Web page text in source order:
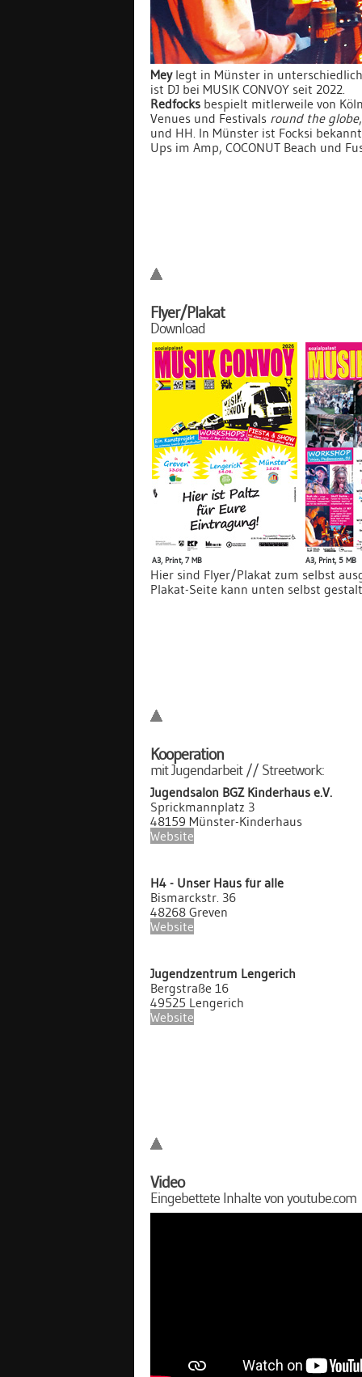
Meylegt in Münster in
ist DJ bei MUSIK CONVOY seit 2022.
Redfocks bespielt mitlerweile von
Venues und Festivals round the globe
und HH. In Münster ist Focksi
Ups im Amp, COCONUT Beach und
Flyer/Plakat
Download
A3, Print, 7 MB A3, Print, 5 MB
Hier sind Flyer/Plakat zum selbst
Plakat-Seite kann unten selbst
Kooperation
mit Jugendarbeit // Streetwork:
Jugendsalon BGZ Kinderhaus e.V.
Sprickmannplatz 3
48159 Münster-Kinderhaus
Website
H4 - Unser Haus für alle
Bismarckstr. 36
48268 Greven
Website
Jugendzentrum Lengerich
Bergstraße 16
49525 Lengerich
Website
Video
Eingebettete Inhalte von youtube.com